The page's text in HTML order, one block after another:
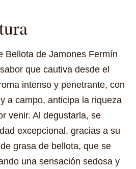
Bellota de Jamones Fermín
que cautiva desde el
intenso y penetrante, con
a campo, anticipa la riqueza
venir. Al degustarla, se
excepcional, gracias a su
grasa de bellota, que se
una sensación sedosa y